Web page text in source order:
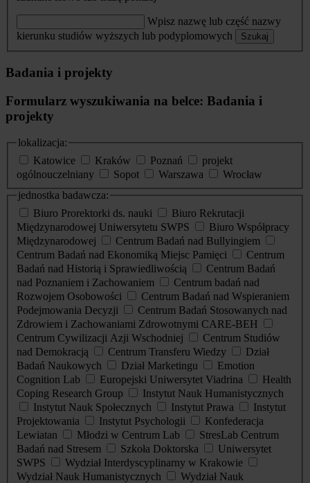
Wpisz nazwę lub część nazwy
kierunku studiów wyższych lub podyplomowych
Szukaj
Badania i projekty
Formularz wyszukiwania na belce: Badania i
projekty
lokalizacja:
Katowice
Kraków Poznań
projekt
ogólnouczelniany
Sopot Warszawa
Wrocław
jednostka badawcza:
Biuro Prorektorki ds. nauki
Biuro Rekrutacji
Międzynarodowej Uniwersytetu SWPS
Biuro Współpracy
Międzynarodowej
Centrum Badań nad Bullyingiem
Centrum Badań nad Ekonomiką Miejsc Pamięci
Centrum
Badań nad Historią i Sprawiedliwością
Centrum Badań
nad Poznaniem i Zachowaniem
Centrum badań nad
Rozwojem Osobowości
Centrum Badań nad Wspieraniem
Podejmowania Decyzji
Centrum Badań Stosowanych nad
Zdrowiem i Zachowaniami Zdrowotnymi CARE-BEH
Centrum Cywilizacji Azji Wschodniej
Centrum Studiów
nad Demokracją
Centrum Transferu Wiedzy
Dział
Badań Naukowych
Dział Marketingu
Emotion
Cognition Lab
Europejski Uniwersytet Viadrina
Health
Coping Research Group
Instytut Nauk Humanistycznych
Instytut Nauk Społecznych
Instytut Prawa
Instytut
Projektowania
Instytut Psychologii
Konfederacja
Lewiatan
Młodzi w Centrum Lab
StresLab Centrum
Badań nad Stresem
Szkoła Doktorska
Uniwersytet
SWPS
Wydział Interdyscyplinarny w Krakowie
Wydział Nauk Humanistycznych
Wydział Nauk